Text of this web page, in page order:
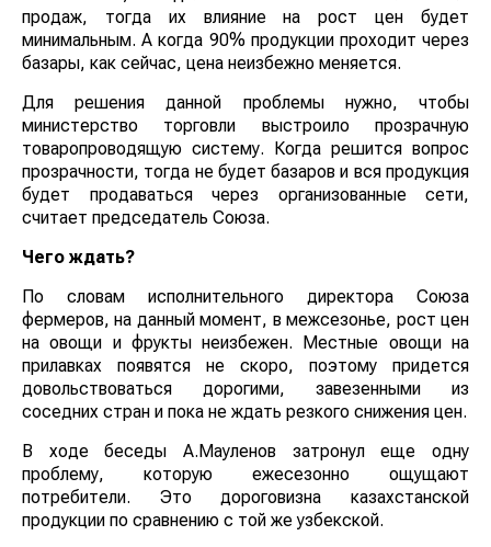
продаж, тогда их влияние на рост цен будет
минимальным. А когда 90% продукции проходит через
базары, как сейчас, цена неизбежно меняется.
Для решения данной проблемы нужно, чтобы
министерство торговли выстроило прозрачную
товаропроводящую систему. Когда решится вопрос
прозрачности, тогда не будет базаров и вся продукция
будет продаваться через организованные сети,
считает председатель Союза.
Чего ждать?
По словам исполнительного директора Союза
фермеров, на данный момент, в межсезонье, рост цен
на овощи и фрукты неизбежен. Местные овощи на
прилавках появятся не скоро, поэтому придется
довольствоваться дорогими, завезенными из
соседних стран и пока не ждать резкого снижения цен.
В ходе беседы А.Мауленов затронул еще одну
проблему, которую ежесезонно ощущают
потребители. Это дороговизна казахстанской
продукции по сравнению с той же узбекской.